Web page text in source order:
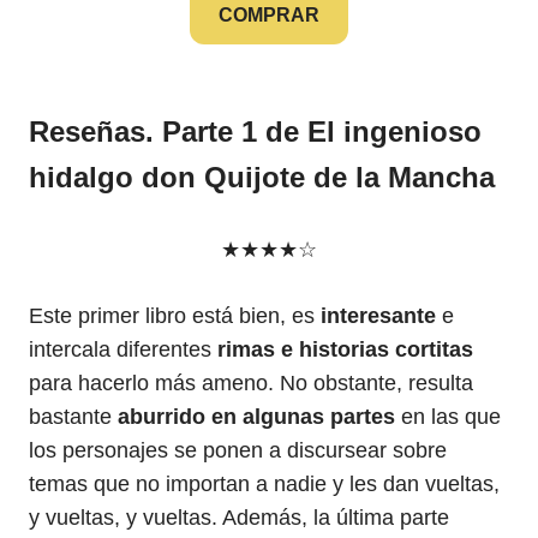
COMPRAR
Reseñas. Parte 1 de El ingenioso
hidalgo don Quijote de la Mancha
★★★★☆
Este primer libro está bien, es interesante e
intercala diferentes rimas e historias cortitas
para hacerlo más ameno. No obstante, resulta
bastante aburrido en algunas partes en las que
los personajes se ponen a discursear sobre
temas que no importan a nadie y les dan vueltas,
y vueltas, y vueltas. Además, la última parte